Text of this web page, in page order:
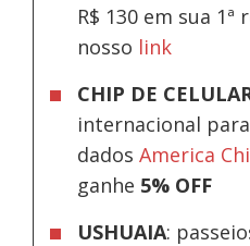
R$ 130 em sua 1ª
nosso link
CHIP DE
internacional
dadosAmerica
ganhe 5% OFF
USHUAIA: